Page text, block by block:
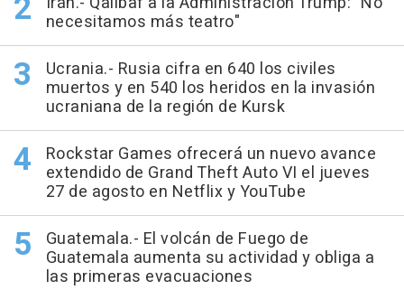
necesitamos más teatro"
Ucrania.- Rusia cifra en 640 los civiles
muertos y en 540 los heridos en la invasión
ucraniana de la región de Kursk
Rockstar Games ofrecerá un nuevo avance
extendido de Grand Theft Auto VI el jueves
27 de agosto en Netflix y YouTube
Guatemala.- El volcán de Fuego de
Guatemala aumenta su actividad y obliga a
las primeras evacuaciones